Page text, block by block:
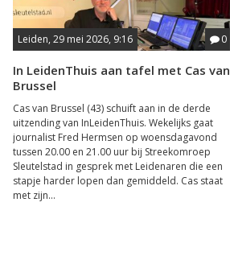
Leiden, 29 mei 2026, 9:16 0
In LeidenThuis aan tafel met Cas van
Brussel
Cas van Brussel (43) schuift aan in de derde
uitzending van InLeidenThuis. Wekelijks gaat
journalist Fred Hermsen op woensdagavond
tussen 20.00 en 21.00 uur bij Streekomroep
Sleutelstad in gesprek met Leidenaren die een
stapje harder lopen dan gemiddeld. Cas staat
met zijn...